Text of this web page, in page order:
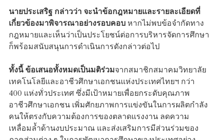
นายประเสริฐ กล่าวว่า จะนำข้อกฎหมายและรายละเอียดที่
เกี่ยวข้องมาพิจารณาอย่างรอบคอบ หากไม่พบข้อจำกัดทาง
กฎหมายและเห็นว่าเป็นประโยชน์ต่อการบริหารจัดการศึกษา
ก็พร้อมสนับสนุนการดำเนินการดังกล่าวต่อไป
ทั้งนี้ ข้อเสนอทั้งหมดเป็นมติร่วมจากสมาชิกสมาคมวิทยาลัย
เทคโนโลยีและอาชีวศึกษาเอกชนแห่งประเทศไทยฯ กว่า
400 แห่งทั่วประเทศ ซึ่งมีเป้าหมายเพื่อยกระดับคุณภาพ
อาชีวศึกษาเอกชน เพิ่มศักยภาพการแข่งขันในการผลิตกำลัง
คนให้ตรงกับความต้องการของตลาดแรงงาน ลดความ
เหลื่อมล้ำด้านงบประมาณ และส่งเสริมการมีส่วนร่วมของ